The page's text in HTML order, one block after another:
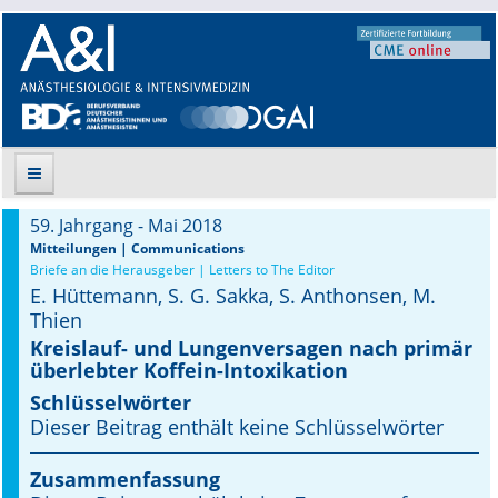
Suche
Aktuelle Ausgabe
Leitlinien
Archiv
Supplements
Supplements OrphanAnesthesia
59. Jahrgang - Mai 2018
Mitteilungen | Communications
Briefe an die Herausgeber | Letters to The Editor
E. Hüttemann, S. G. Sakka, S. Anthonsen, M.
Thien
Kreislauf- und Lungen­versagen nach primär
überlebter Koffein-Intoxikation
Schlüsselwörter
Dieser Beitrag enthält keine Schlüsselwörter
Zusammenfassung